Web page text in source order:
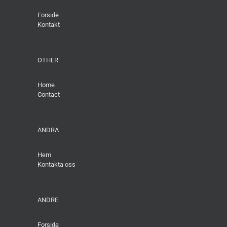
Forside
Kontakt
OTHER
Home
Contact
ANDRA
Hem
Kontakta oss
ANDRE
Forside